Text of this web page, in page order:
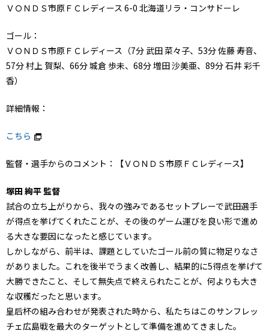
ＶＯＮＤＳ市原ＦＣレディース 6-0 北海道リラ・コンサドーレ
ゴール：
ＶＯＮＤＳ市原ＦＣレディース（7分 武田 菜々子、53分 佐藤 寿音、
57分 村上 賀梨、66分 城倉 歩未、68分 増田 沙美亜、89分 石井 彩千
香）
詳細情報：
こちら
監督・選手からのコメント：【ＶＯＮＤＳ市原ＦＣレディース】
塚田 絢平 監督
試合の立ち上がりから、我々の強みであるセットプレーで武田選手
が得点を挙げてくれたことが、その後のゲーム運びを良い形で進め
る大きな要因になったと感じています。
しかしながら、前半は、課題としていたゴール前の質に物足りなさ
がありました。これを後半でうまく改善し、結果的に5得点を挙げて
大勝できたこと、そして無失点で終えられたことが、何よりも大き
な収穫だったと思います。
皇后杯の組み合わせが発表された時から、私たちはこのサンフレッ
チェ広島戦を最大のターゲットとして準備を進めてきました。